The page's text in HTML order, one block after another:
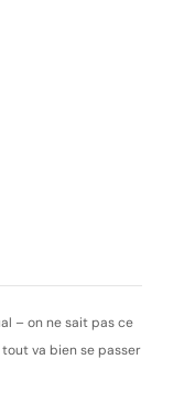
– on ne sait pas ce
va bien se passer